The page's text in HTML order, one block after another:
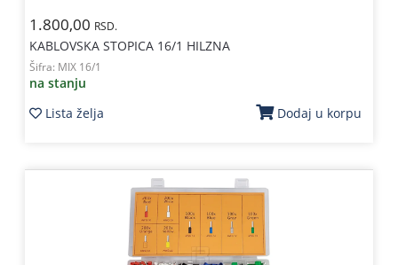
1.800,00 RSD.
KABLOVSKA STOPICA 16/1 HILZNA
Šifra: MIX 16/1
na stanju
Lista želja
Dodaj u korpu